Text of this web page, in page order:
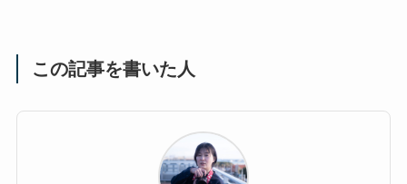
この記事を書いた人